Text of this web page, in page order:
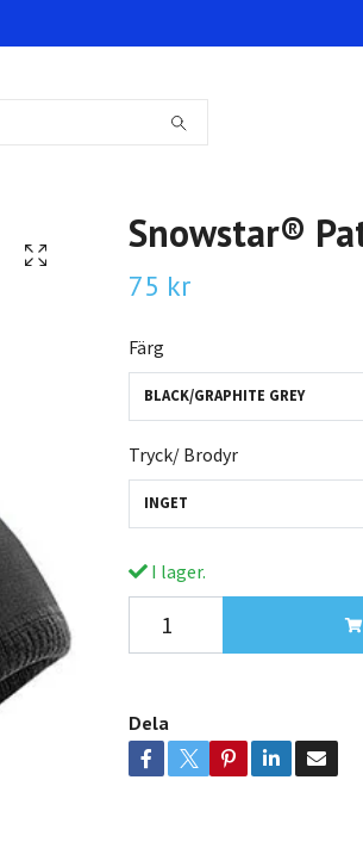
Snowstar®
75 kr
Färg
BLACK/GRAPHITE GREY
Tryck/ Brodyr
INGET
I lager.
Dela